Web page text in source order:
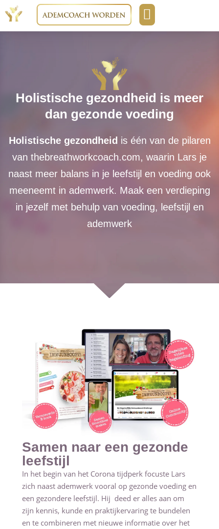
Holistische gezondheid is meer
dan gezonde voeding
Holistische gezondheid is één van de pilaren
van thebreathworkcoach.com, waarin Lars je
naast meer balans in je leefstijl en voeding ook
meeneemt in ademwerk. Maak een verdieping
in jezelf met behulp van voeding, leefstijl en
ademwerk
Samen naar een gezonde
leefstijl
In het begin van het Corona tijdperk focuste Lars
zich naast ademwerk vooral op gezonde voeding en
een gezondere leefstijl. Hij deed er alles aan om
zijn kennis, kunde en praktijkervaring te bundelen
en te combineren met nieuwe informatie over het